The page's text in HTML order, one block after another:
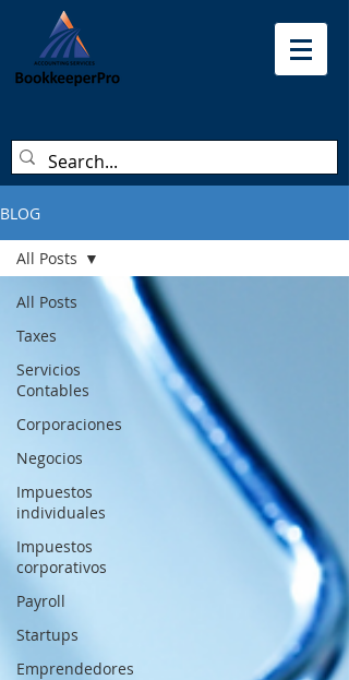
BLOG
All Posts
Taxes
Servicios
Contables
Corporaciones
Negocios
Impuestos
individuales
Impuestos
corporativos
Payroll
Startups
Emprendedores
All Posts